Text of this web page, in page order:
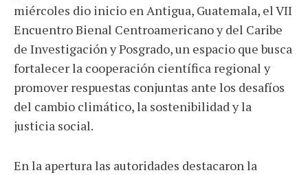
miércoles dio inicio en Antigua, Guatemala, el VII
Encuentro Bienal Centroamericano y del Caribe
de Investigación y Posgrado, un espacio que busca
fortalecer la cooperación científica regional y
promover respuestas conjuntas ante los desafíos
del cambio climático, la sostenibilidad y la
justicia social.
En la apertura las autoridades destacaron la